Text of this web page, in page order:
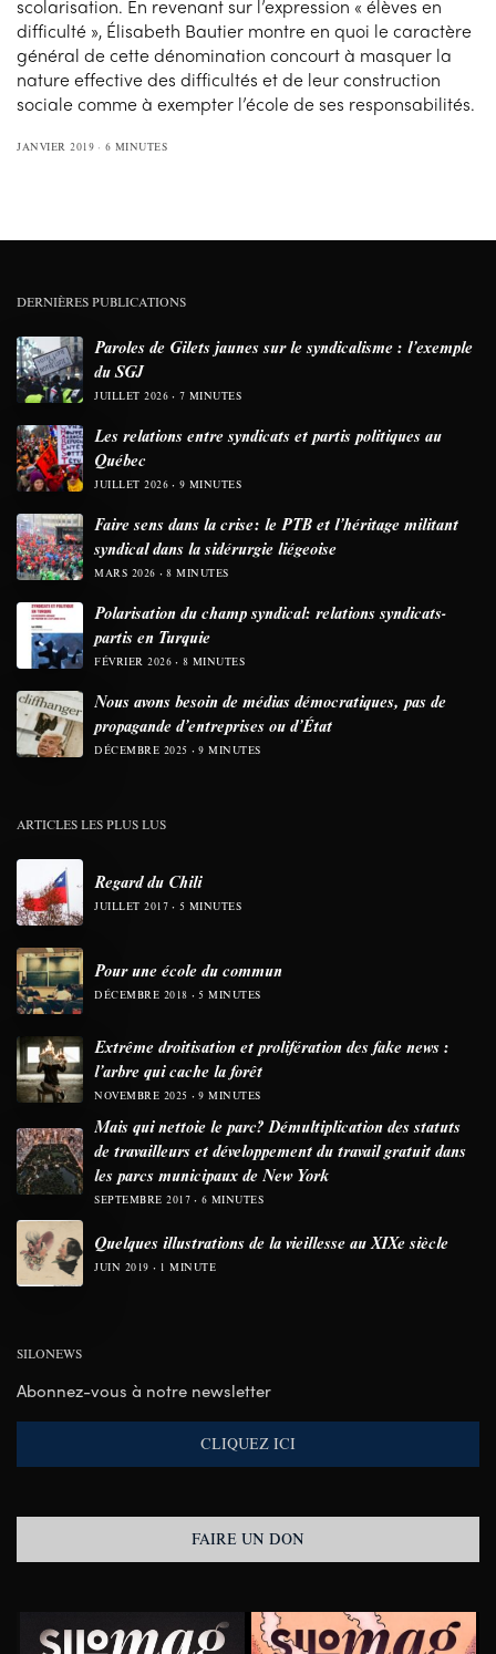
scolarisation. En revenant sur l’expression « élèves en
difficulté », Élisabeth Bautier montre en quoi le caractère
général de cette dénomination concourt à masquer la
nature effective des difficultés et de leur construction
sociale comme à exempter l’école de ses responsabilités.
JANVIER 2019 6 MINUTES
DERNIÈRES PUBLICATIONS
Paroles de Gilets jaunes sur le syndicalisme : l’exemple
du SGJ
JUILLET 2026 7 MINUTES
Les relations entre syndicats et partis politiques au
Québec
JUILLET 2026 9 MINUTES
Faire sens dans la crise: le PTB et l’héritage militant
syndical dans la sidérurgie liégeoise
MARS 2026 8 MINUTES
Polarisation du champ syndical: relations syndicats-
partis en Turquie
FÉVRIER 2026 8 MINUTES
Nous avons besoin de médias démocratiques, pas de
propagande d’entreprises ou d’État
DÉCEMBRE 2025 9 MINUTES
ARTICLES LES PLUS LUS
Regard du Chili
JUILLET 2017 5 MINUTES
Pour une école du commun
DÉCEMBRE 2018 5 MINUTES
Extrême droitisation et prolifération des fake news :
l’arbre qui cache la forêt
NOVEMBRE 2025 9 MINUTES
Mais qui nettoie le parc? Démultiplication des statuts
de travailleurs et développement du travail gratuit dans
les parcs municipaux de New York
SEPTEMBRE 2017 6 MINUTES
Quelques illustrations de la vieillesse au XIXe siècle
JUIN 2019 1 MINUTE
SILONEWS
Abonnez-vous à notre newsletter
CLIQUEZ ICI
FAIRE UN DON